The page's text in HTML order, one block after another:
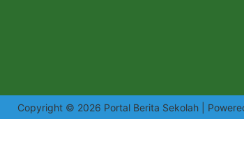
Copyright © 2026 Portal Berita Sekolah |